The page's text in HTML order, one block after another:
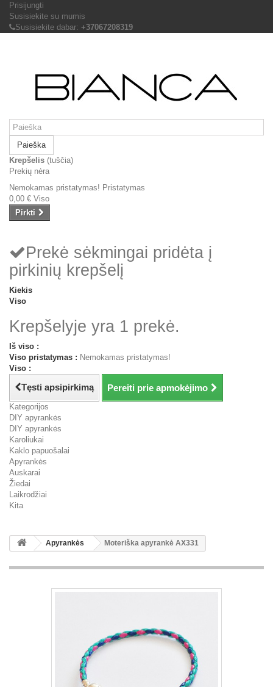
Prisijungti
Susisiekite su mumis
Susisiekite dabar: +37067208319
Paieška
Krepšelis (tuščia)
Prekių nėra
Nemokamas pristatymas! Pristatymas
0,00 € Viso
Pirkti
Prekė sėkmingai pridėta į
pirkinių krepšelį
Kiekis
Viso
Krepšelyje yra 1 prekė.
Iš viso :
Viso pristatymas : Nemokamas pristatymas!
Viso :
Tęsti apsipirkimą Pereiti prie apmokėjimo
Kategorijos
DIY apyrankės
DIY apyrankės
Karoliukai
Kaklo papuošalai
Apyrankės
Auskarai
Žiedai
Laikrodžiai
Kita
Apyrankės Moteriška apyrankė AX331